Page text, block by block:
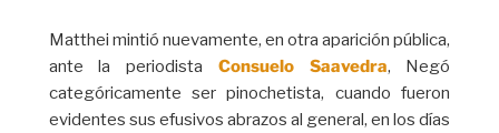
Matthei mintió nuevamente, en otra aparición pública,
ante la periodista Consuelo Saavedra, Negó
categóricamente ser pinochetista, cuando fueron
evidentes sus efusivos abrazos al general, en los días